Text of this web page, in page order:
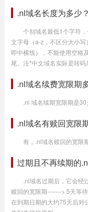
.nl域名长度为多少
个别域名最低1个字符
文字母（a-z，不区分大小
即中横线），不能使用空格
尾。注*中文域名实际是转码
.nl域名续费宽限期
.nl 域名续期宽限期是
.nl域名有赎回宽限
有，.nl域名赎回的宽限
过期且不再续期的
.nl域名过期后，它会经
赎回的宽限期-------> 5天等
在到期日期的大约75天后对